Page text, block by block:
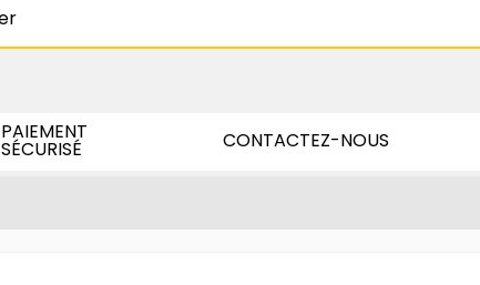
PAIEMENT
SÉCURISÉ CONTACTEZ-NOUS